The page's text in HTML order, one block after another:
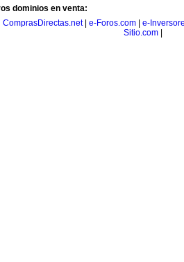
dominios en venta:
ComprasDirectas.net| e-Foros.com
e-
Sitio.com